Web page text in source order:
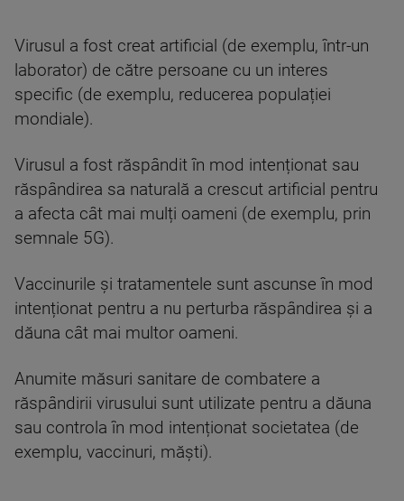
Virusul a fost creat artificial (de exemplu, într-un
laborator) de către persoane cu un interes
specific (de exemplu, reducerea populației
mondiale).
Virusul a fost răspândit în mod intenționat sau
răspândirea sa naturală a crescut artificial pentru
a afecta cât mai mulți oameni (de exemplu, prin
semnale 5G).
Vaccinurile și tratamentele sunt ascunse în mod
intenționat pentru a nu perturba răspândirea și a
dăuna cât mai multor oameni.
Anumite măsuri sanitare de combatere a
răspândirii virusului sunt utilizate pentru a dăuna
sau controla în mod intenționat societatea (de
exemplu, vaccinuri, măști).